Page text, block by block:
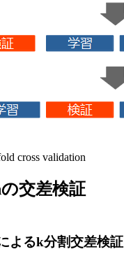
cross validation
交差検証
よるk分割交差検証